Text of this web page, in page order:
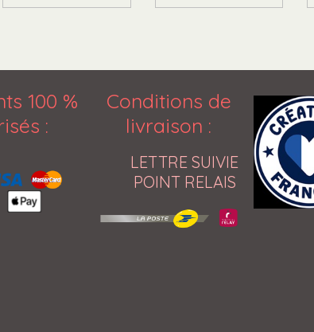
100 %
:
Conditions de
livraison :
LETTRE SUIVIE
POINT RELAIS